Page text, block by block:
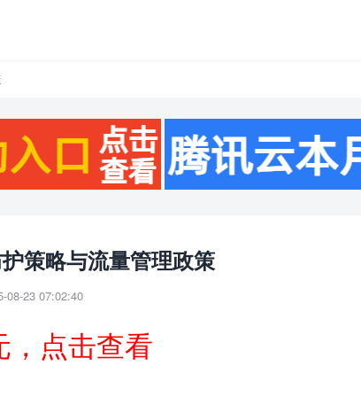
策略与流量管理政策
08-23 07:02:40
，点击查看